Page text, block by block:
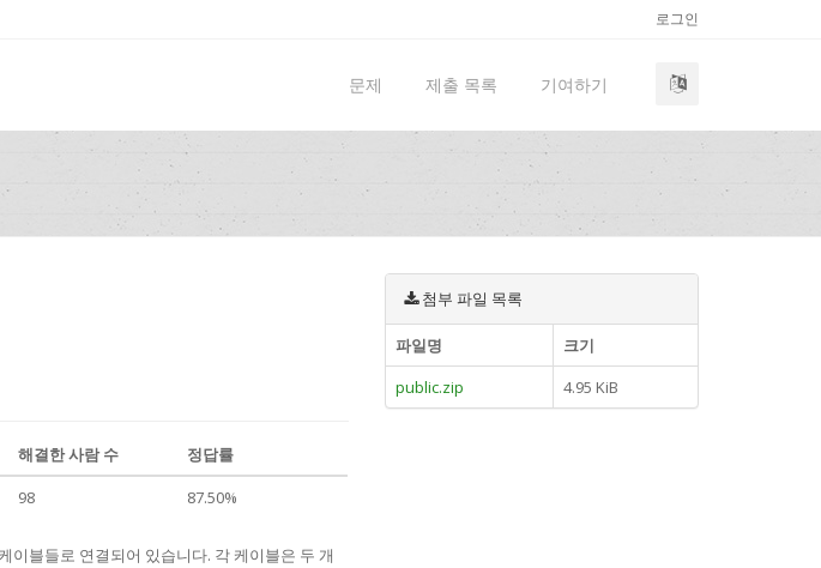
로그인
문제 제출 목록 기여하기
해결한 사람 수
정답률
98 87.50%
블들로 연결되어 있습니다. 각 케이블은 두 개
첨부 파일 목록
파일명
크기
public.zip
4.95 KiB